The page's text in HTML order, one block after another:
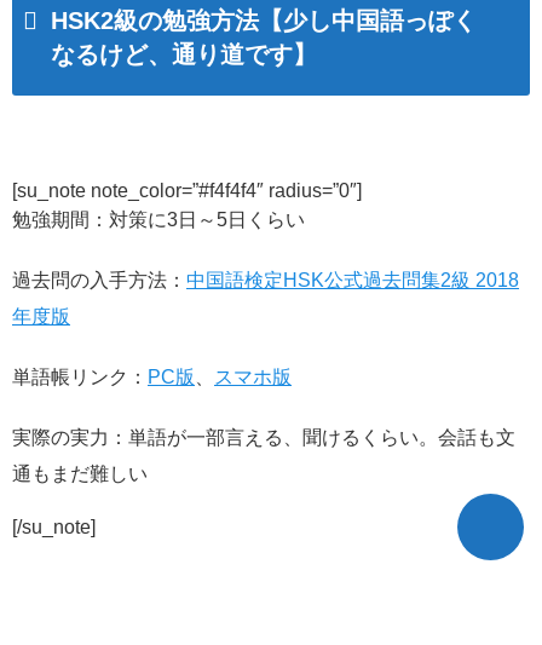
HSK2級の勉強方法【少し中国語っぽく
なるけど、通り道です】
[su_note note_color=”#f4f4f4″ radius=”0″]
勉強期間：対策に3日～5日くらい
過去問の入手方法： 中国語検定HSK公式過去問集2級 2018
年度版
単語帳リンク： PC版 スマホ版
実際の実力：単語が一部言える、聞けるくらい。会話も文
通もまだ難しい
[/su_note]